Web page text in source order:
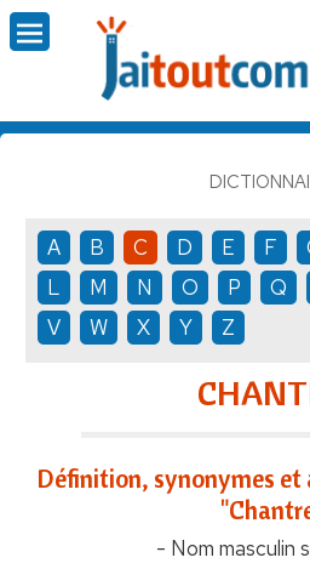
A B C D E F
L
M N O P Q
V
W X Y Z
Définition, synonymes
- Nom masculin